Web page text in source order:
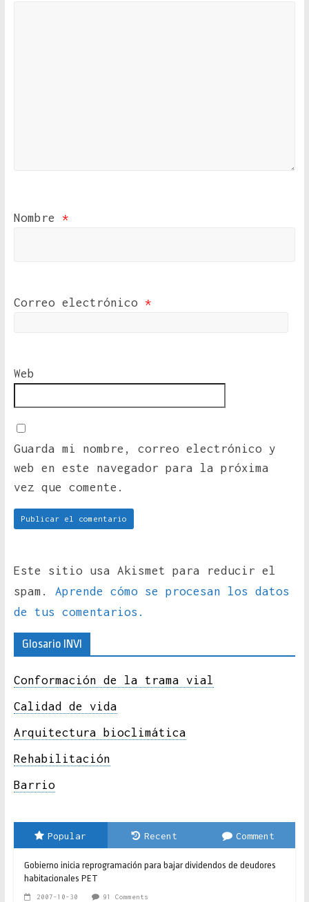
Nombre *
Correo electrónico *
Web
Guarda mi nombre, correo electrónico y
web en este navegador para la próxima
vez que comente.
Este sitio usa Akismet para reducir el
spam. Aprende cómo se procesan los datos
de tus comentarios.
Glosario INVI
Conformación de la trama vial
Calidad de vida
Arquitectura bioclimática
Rehabilitación
Barrio
Popular Recent Comment
Gobierno inicia reprogramación para bajar dividendos de deudores
habitacionales PET
2007-10-30 91 Comments